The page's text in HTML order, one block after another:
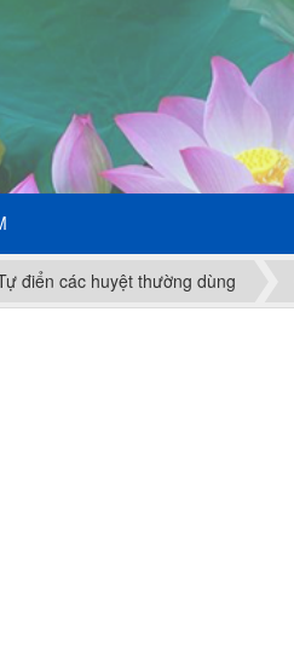
điển các huyệt thường dùng